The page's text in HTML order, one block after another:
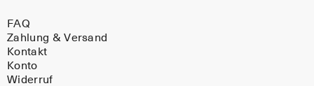
FAQ
Zahlung & Versand
Kontakt
Konto
Widerruf